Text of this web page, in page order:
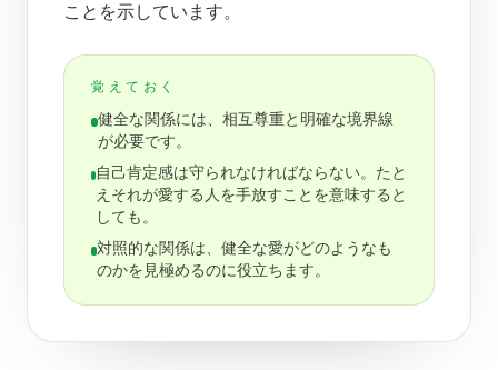
ことを示しています。
覚えておく
健全な関係には、相互尊重と明確な境界線
が必要です。
自己肯定感は守られなければならない。たと
えそれが愛する人を手放すことを意味すると
しても。
対照的な関係は、健全な愛がどのようなも
のかを見極めるのに役立ちます。